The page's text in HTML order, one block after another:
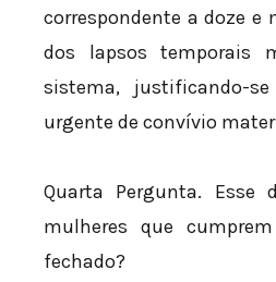
correspondente a doze e
dos lapsos temporais
sistema, justificando-
urgente de convívio
Quarta Pergunta. Esse
mulheres que
fechado?